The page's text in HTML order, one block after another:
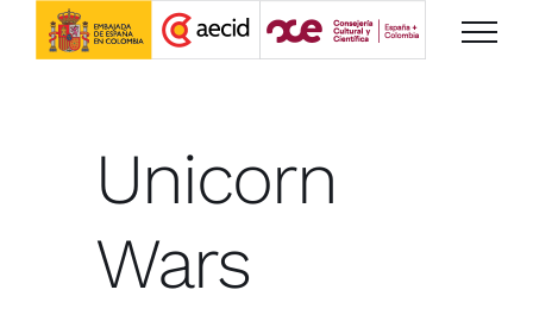
Saltar
Unicorn
Wars